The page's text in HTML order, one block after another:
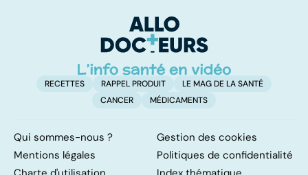
RECETTES RAPPEL PRODUIT
LE MAG DE LA SANTÉ
CANCER
MÉDICAMENTS
Qui sommes-nous ?
Gestion des cookies
Mentions légales
Politiques de confidentialité